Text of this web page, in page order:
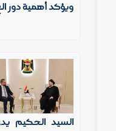
ويؤكد أهمية دور
السيد الحكيم